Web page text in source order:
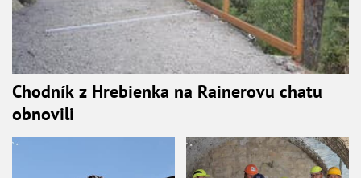
Chodník z Hrebienka na Rainerovu chatu
obnovili